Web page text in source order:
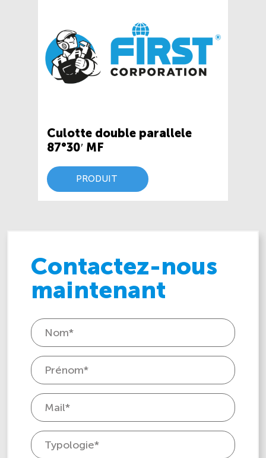
Culotte double parallele
87°30′ MF
PRODUIT
Contactez-nous
maintenant